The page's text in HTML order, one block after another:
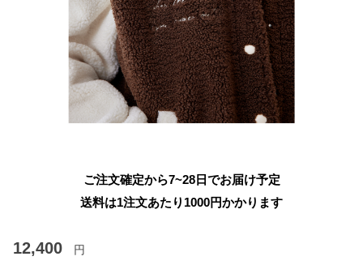
ご注文確定から7~28日でお届け予定
送料は1注文あたり 1000円かかります
12,400 円